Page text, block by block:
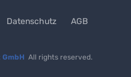
Datenschutz AGB
GmbH All rights reserved.